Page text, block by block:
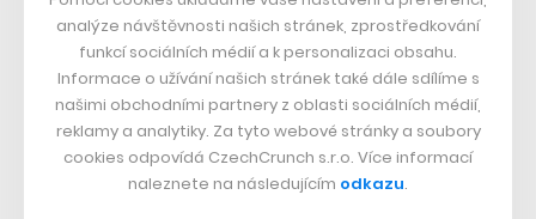
25k
65k
56.4k
analýze návštěvnosti našich stránek, zprostředkování
funkcí sociálních médií a k personalizaci obsahu.
Informace o užívání našich stránek také dále sdílíme s
našimi obchodními partnery z oblasti sociálních médií,
reklamy a analytiky. Za tyto webové stránky a soubory
cookies odpovídá CzechCrunch s.r.o. Více informací
naleznete na následujícím odkazu.